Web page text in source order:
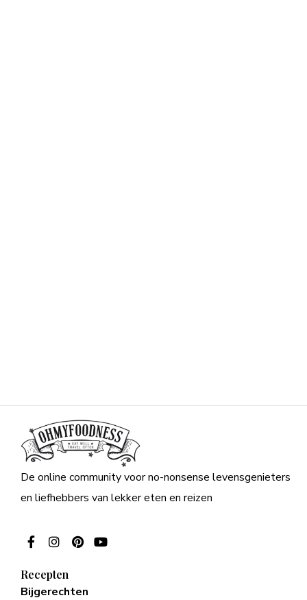
De online community voor no-nonsense levensgenieters
en liefhebbers van lekker eten en reizen
Recepten
Bijgerechten